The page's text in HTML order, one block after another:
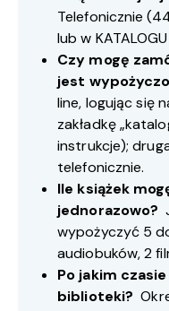
Telefonicznie (
lub w
Czy mogę
jest
line, logując się
zakładkę
instrukcje);
telefonicznie.
Ile książek
jednorazowo?
wypożyczyć 5
audiobuków, 2
Po jakim
biblioteki?